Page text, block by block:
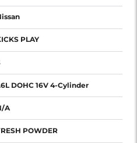
PLAY
DOHC 16V 4-Cylinder
A
POWDER